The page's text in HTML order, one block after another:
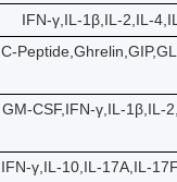
IFN-γ,IL-1β,IL-2,IL-
C-
GM-CSF,IFN-γ,IL-1β,IL-
IFN-γ,IL-10,IL-17A,IL-